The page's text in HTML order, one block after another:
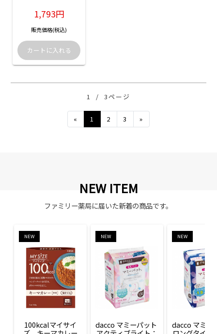
1,793円
販売価格(税込)
1 / 3ページ
« Previous
1 2 3 »
NEW ITEM
ファミリー薬局に届いた新着の商品です。
NEW
100kcalマイサイ
NEW
dacco マミーパット
NEW
dacco マミー